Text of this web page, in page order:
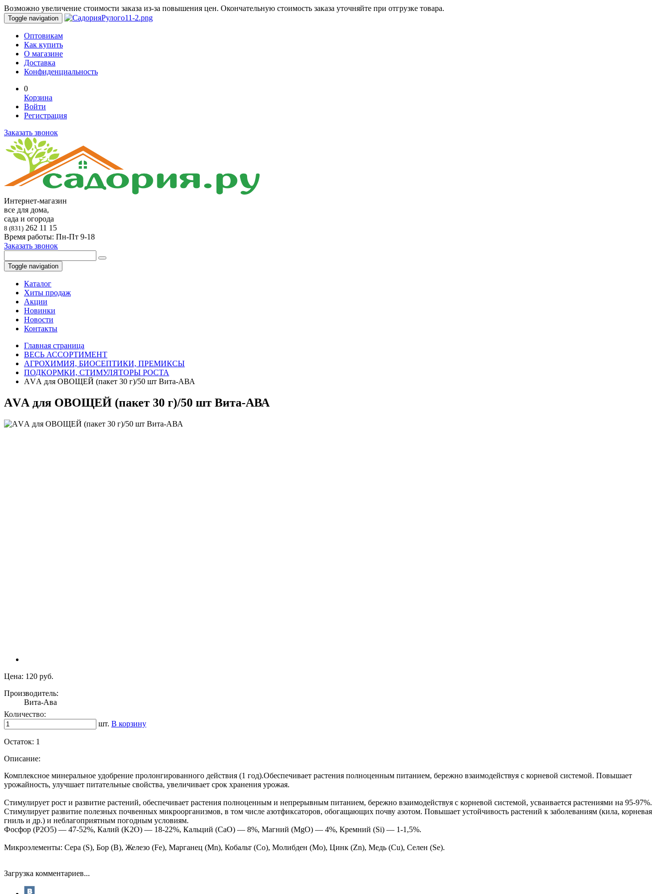
Возможно увеличение стоимости заказа из-за повышения цен. Окончательную стоимость заказа уточняйте при отгрузке товара.
Toggle navigation
Оптовикам
Как купить
О магазине
Доставка
Конфиденциальность
0
Корзина
Войти
Регистрация
Заказать звонок
Интернет-магазин
все для дома,
сада и огорода
8 (831) 262 11 15
Время работы: Пн-Пт 9-18
Заказать звонок
Toggle navigation
Каталог
Хиты продаж
Акции
Новинки
Новости
Контакты
Главная страница
ВЕСЬ АССОРТИМЕНТ
АГРОХИМИЯ, БИОСЕПТИКИ, ПРЕМИКСЫ
ПОДКОРМКИ, СТИМУЛЯТОРЫ РОСТА
АVА для ОВОЩЕЙ (пакет 30 г)/50 шт Вита-АВА
АVА для ОВОЩЕЙ (пакет 30 г)/50 шт Вита-АВА
Цена: 120 руб.
Производитель:
Вита-Ава
Количество:
шт. В корзину
Остаток: 1
Описание:
Комплексное минеральное удобрение пролонгированного действия (1 год).Обеспечивает растения полноценным питанием, бережно взаимодействуя с корневой системой. Повышает
урожайность, улучшает питательные свойства, увеличивает срок хранения урожая.
Стимулирует рост и развитие растений, обеспечивает растения полноценным и непрерывным питанием, бережно взаимодействуя с корневой системой, усваивается растениями на 95-97%.
Стимулирует развитие полезных почвенных микроорганизмов, в том числе азотфиксаторов, обогащающих почву азотом. Повышает устойчивость растений к заболеваниям (кила, корневая
гниль и др.) и неблагоприятным погодным условиям.
Фосфор (P2O5) — 47-52%, Калий (K2O) — 18-22%, Кальций (CaO) — 8%, Магний (MgO) — 4%, Кремний (Si) — 1-1,5%.
Микроэлементы: Сера (S), Бор (B), Железо (Fe), Марганец (Mn), Кобальт (Co), Молибден (Mo), Цинк (Zn), Медь (Cu), Селен (Se).
Загрузка комментариев...